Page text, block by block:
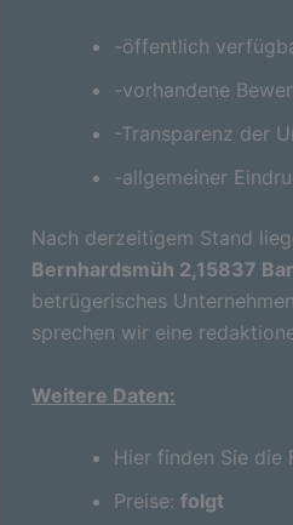
-öffentlich
-vorhandene
-Transparenz der
-allgemeiner
Nach derzeitigem Stand
Bernhardsmüh 2,15837
betrügerisches
sprechen wir eine
Weitere Daten:
Hier finden Sie die
Preise: folgt